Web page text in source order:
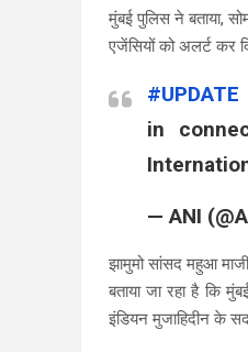
मुंबई पुलिस ने बताया,
एजेंसियों को अलर्ट कर
#UPDATE
in
— ANI
झामुमो सांसद महुआ
बताया जा रहा है कि
इंडियन मुजाहिदीन के